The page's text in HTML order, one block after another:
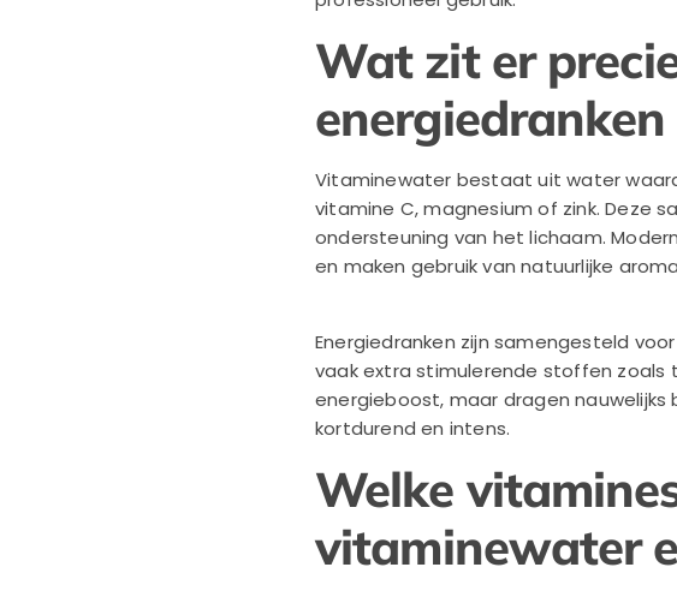
Wat zit er
energiedranken
Vitaminewater bestaat uit water
vitamine C, magnesium of zink. Deze
ondersteuning van het lichaam.
en maken gebruik van natuurlijke
Energiedranken zijn samengesteld
vaak extra stimulerende stoffen zoals
energieboost, maar dragen
kortdurend en intens.
Welke
vitaminewater